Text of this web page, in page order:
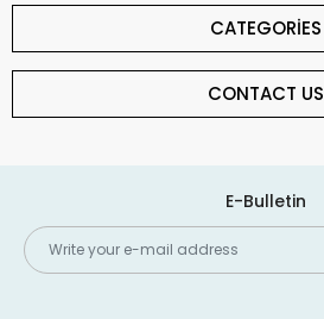
CATEGORİES
CONTACT US
E-Bulletin